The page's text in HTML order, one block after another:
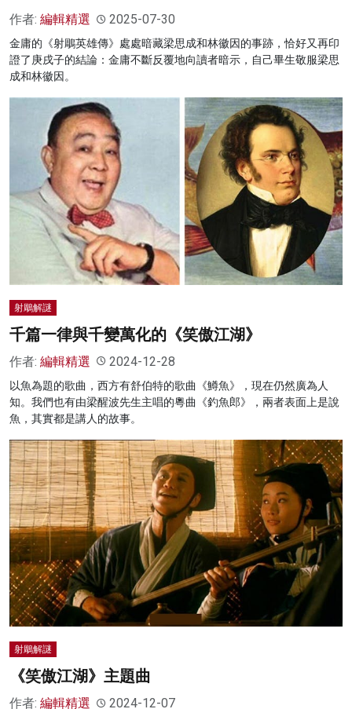
作者: 編輯精選 2025-07-30
金庸的《射鵰英雄傳》處處暗藏梁思成和林徽因的事跡，恰好又再印
證了庚戌子的結論：金庸不斷反覆地向讀者暗示，自己畢生敬服梁思
成和林徽因。
射鵰解謎
千篇一律與千變萬化的《笑傲江湖》
作者: 編輯精選 2024-12-28
以魚為題的歌曲，西方有舒伯特的歌曲《鱒魚》，現在仍然廣為人
知。我們也有由梁醒波先生主唱的粵曲《釣魚郎》，兩者表面上是說
魚，其實都是講人的故事。
射鵰解謎
《笑傲江湖》主題曲
作者: 編輯精選 2024-12-07